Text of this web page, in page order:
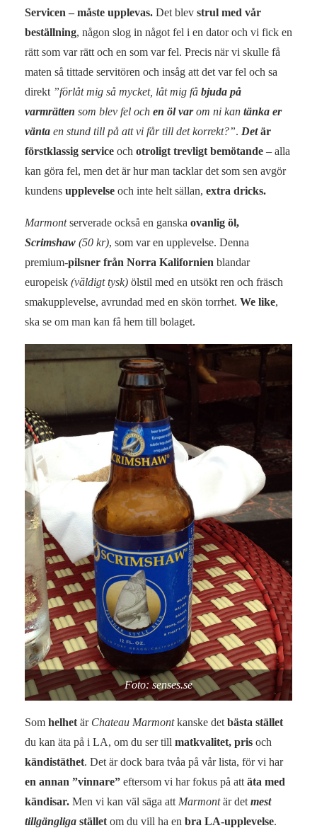
Servicen – måste upplevas. Det blev strul med vår
beställning, någon slog in något fel i en dator och vi fick en
rätt som var rätt och en som var fel. Precis när vi skulle få
maten så tittade servitören och insåg att det var fel och sa
direkt ”förlåt mig så mycket, låt mig få bjuda på
varmrätten som blev fel och en öl varom ni kan tänka er
vänta en stund till på att vi får till det korrekt?”. Detär
förstklassig service och otroligt trevligt bemötande – alla
kan göra fel, men det är hur man tacklar det som sen avgör
kundens upplevelse och inte helt sällan, extra dricks.
Marmontserverade också en ganska ovanlig öl,
Scrimshaw (50 kr), som var en upplevelse. Denna
premium-pilsner från Norra Kalifornien blandar
europeisk (väldigt tysk) ölstil med en utsökt ren och fräsch
smakupplevelse, avrundad med en skön torrhet. We like,
ska se om man kan få hem till bolaget.
Foto: senses.se
Som helhet är Chateau Marmontkanske det bästa stället
du kan äta på i LA, om du ser till matkvalitet, pris och
kändistäthet. Det är dock bara tvåa på vår lista, för vi har
en annan ”vinnare” eftersom vi har fokus på att äta med
kändisar. Men vi kan väl säga att Marmontär det mest
tillgängliga stället om du vill ha en bra LA-upplevelse.